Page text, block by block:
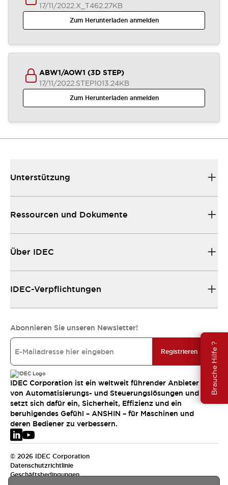
Brauche Hilfe ?
17/11/2022.X_T462.27KB
Zum Herunterladen anmelden
ABW1/AOW1 (3D STEP)
17/11/2022.STEP1013.24KB
Zum Herunterladen anmelden
Unterstützung
Ressourcen und Dokumente
Über IDEC
IDEC-Verpflichtungen
Abonnieren Sie unseren Newsletter!
Registrieren
IDEC Corporation ist ein weltweit führender Anbieter
von Automatisierungs- und Steuerungslösungen und
setzt sich dafür ein, Sicherheit, Effizienz und ein
beruhigendes Gefühl – ANSHIN – für Maschinen und
deren Bediener zu verbessern.
© 2026 IDEC Corporation
Datenschutzrichtlinie
Geschäftsbedingungen